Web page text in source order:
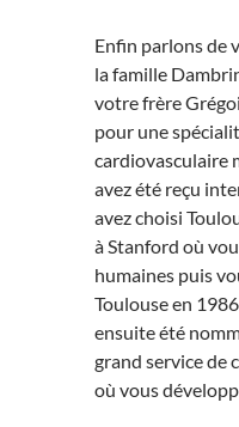
Enfin parlons de
la famille
votre frère
pour une
cardiovasculaire
avez été reçu
avez choisi
à Stanford où
humaines puis
Toulouse en
ensuite été
grand service de
où vous